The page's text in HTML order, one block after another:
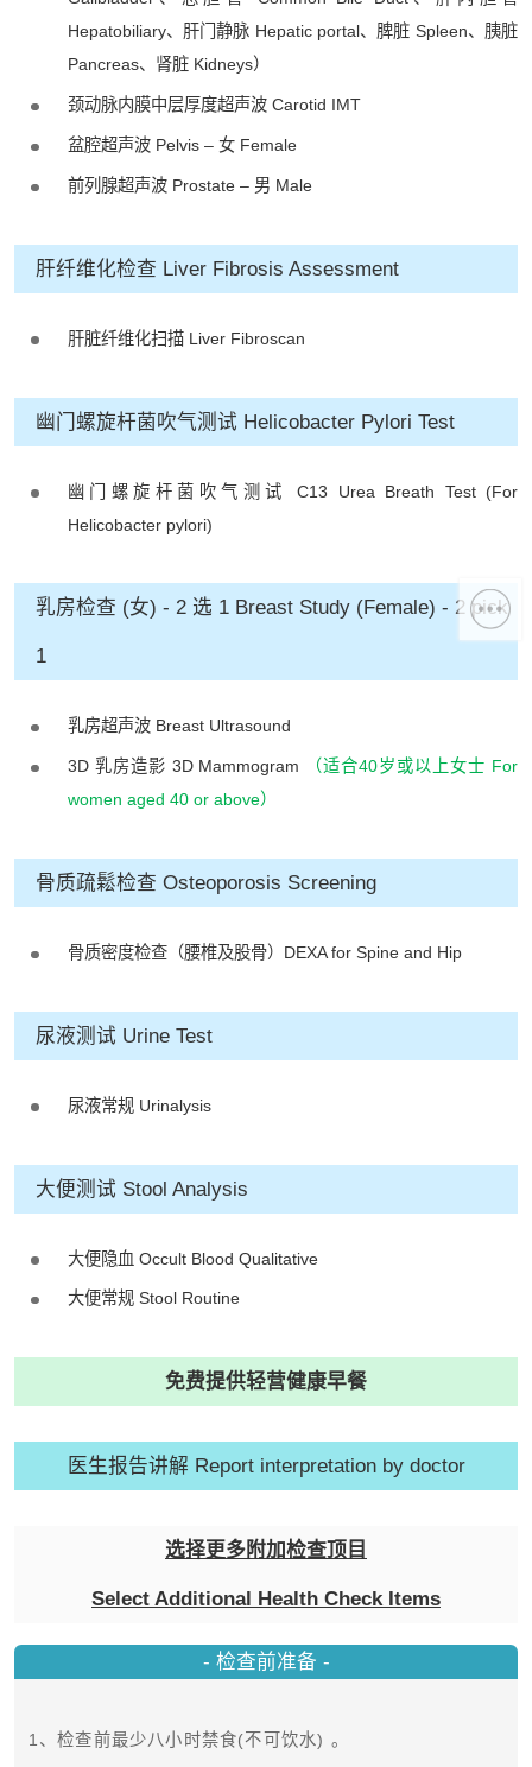
Hepatobiliary、肝门静脉 Hepatic portal、脾脏 Spleen、胰脏
Pancreas、肾脏 Kidneys）
颈动脉内膜中层厚度超声波 Carotid IMT
盆腔超声波 Pelvis – 女 Female
前列腺超声波 Prostate – 男 Male
肝纤维化检查 Liver Fibrosis Assessment
肝脏纤维化扫描 Liver Fibroscan
幽门螺旋杆菌吹气测试 Helicobacter Pylori Test
幽门螺旋杆菌吹气测试 C13 Urea Breath Test (For
Helicobacter pylori)
乳房检查 (女) - 2 选 1 Breast Study (Female) - 2 pick
1
乳房超声波 Breast Ultrasound
3D 乳房造影 3D Mammogram
（适合40岁或以上女士 For
women aged 40 or above）
骨质疏鬆检查 Osteoporosis Screening
骨质密度检查（腰椎及股骨）DEXA for Spine and Hip
尿液测试 Urine Test
尿液常规 Urinalysis
大便测试 Stool Analysis
大便隐血 Occult Blood Qualitative
大便常规 Stool Routine
免费提供轻营健康早餐
医生报告讲解 Report interpretation by doctor
选择更多附加检查顶目
Select Additional Health Check Items
- 检查前准备 -
1、检查前最少八小时禁食(不可饮水) 。